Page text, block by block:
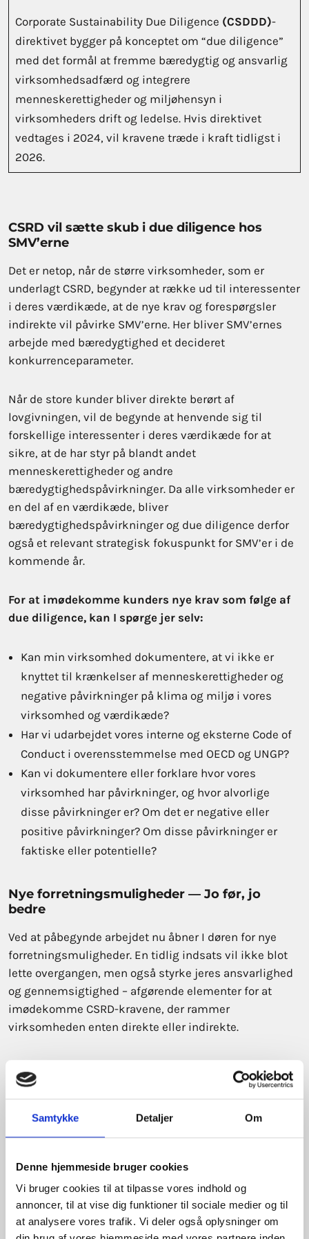
Samtykke Detaljer Om
Denne hjemmeside bruger cookies
Vi bruger cookies til at tilpasse vores indhold og
annoncer, til at vise dig funktioner til sociale medier og til
at analysere vores trafik. Vi deler også oplysninger om
Corporate Sustainability Due Diligence (CSDDD)-
direktivet bygger på konceptet om “due diligence”
med det formål at fremme bæredygtig og ansvarlig
virksomhedsadfærd og integrere
menneskerettigheder og miljøhensyn i
virksomheders drift og ledelse. Hvis direktivet
vedtages i 2024, vil kravene træde i kraft tidligst i
2026.
CSRD vil sætte skub i due diligence hos
SMV’erne
Det er netop, når de større virksomheder, som er
underlagt CSRD, begynder at række ud til interessenter
i deres værdikæde, at de nye krav og forespørgsler
indirekte vil påvirke SMV’erne. Her bliver SMV’ernes
arbejde med bæredygtighed et decideret
konkurrenceparameter.
Når de store kunder bliver direkte berørt af
lovgivningen, vil de begynde at henvende sig til
forskellige interessenter i deres værdikæde for at
sikre, at de har styr på blandt andet
menneskerettigheder og andre
bæredygtighedspåvirkninger. Da alle virksomheder er
en del af en værdikæde, bliver
bæredygtighedspåvirkninger og due diligence derfor
også et relevant strategisk fokuspunkt for SMV’er i de
kommende år.
For at imødekomme kunders nye krav som følge af
due diligence, kan I spørge jer selv:
Kan min virksomhed dokumentere, at vi ikke er
knyttet til krænkelser af menneskerettigheder og
negative påvirkninger på klima og miljø i vores
virksomhed og værdikæde?
Har vi udarbejdet vores interne og eksterne Code of
Conduct i overensstemmelse med OECD og UNGP?
Kan vi dokumentere eller forklare hvor vores
virksomhed har påvirkninger, og hvor alvorlige
disse påvirkninger er? Om det er negative eller
positive påvirkninger? Om disse påvirkninger er
faktiske eller potentielle?
Nye forretningsmuligheder — Jo før, jo
bedre
Ved at påbegynde arbejdet nu åbner I døren for nye
forretningsmuligheder. En tidlig indsats vil ikke blot
lette overgangen, men også styrke jeres ansvarlighed
og gennemsigtighed – afgørende elementer for at
imødekomme CSRD-kravene, der rammer
virksomheden enten direkte eller indirekte.
tillid hos jeres interessenter og styrke jeres
virksomheds omdømme som en ansvarlig aktør.
Samtidig styrker det jeres konkurrenceevne, idet I kan
imødekomme den stigende efterspørgsel efter ESG-
tjenester med fokus på bæredygtighed til B2C-kunder.
Ved at have styr på jeres påvirkninger i aktiviteter og
værdikæde kan I som SMV demonstrere en modenhed